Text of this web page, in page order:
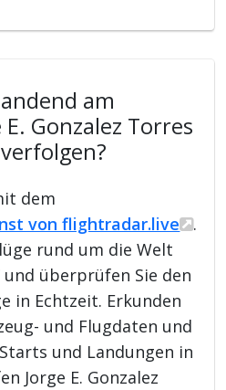
am
Gonzalez Torres
dem
von flightradar.live
.
rund um die Welt
überprüfen Sie den
in Echtzeit. Erkunden
und Flugdaten und
und Landungen in
Jorge E. Gonzalez